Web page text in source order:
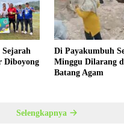
Sejarah
Diboyong
Di Payakumbuh
Minggu Dilarang
Batang Agam
Selengkapnya